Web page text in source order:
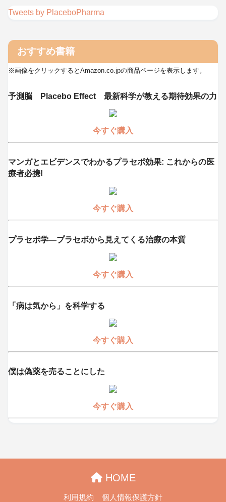
Tweets by PlaceboPharma
おすすめ書籍
※画像をクリックするとAmazon.co.jpの商品ページを表示します。
予測脳 Placebo Effect 最新科学が教える期待効果の力
今すぐ購入
マンガとエビデンスでわかるプラセボ効果: これからの医
療者必携!
今すぐ購入
プラセボ学―プラセボから見えてくる治療の本質
今すぐ購入
「病は気から」を科学する
今すぐ購入
僕は偽薬を売ることにした
今すぐ購入
HOME
利用規約 個人情報保護方針